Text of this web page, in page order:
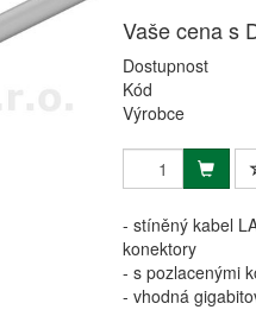
Vaše cena s
Dostupnost
Kód
Výrobce
- stíněný kabel
konektory
- s pozlacenými
- vhodná